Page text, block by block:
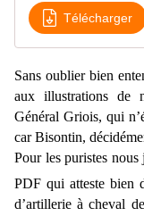
Télécharger
Sans oublier bien
aux illustrations de
Général Griois, qui
car Bisontin,
Pour les puristes
PDF qui atteste bien
d’artillerie à cheval